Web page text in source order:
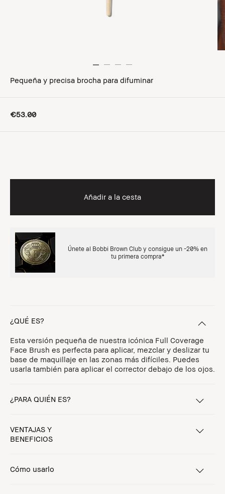
Pequeña y precisa brocha para difuminar
€53.00
Añadir a la cesta
Únete al Bobbi Brown Club y consigue un -20% en
tu primera compra*
¿QUÉ ES?
Esta versión pequeña de nuestra icónica Full Coverage
Face Brush es perfecta para aplicar, mezclar y deslizar tu
base de maquillaje en las zonas más difíciles. Puedes
usarla también para aplicar el corrector debajo de los ojos.
¿PARA QUIÉN ES?
VENTAJAS Y
BENEFICIOS
Cómo usarlo